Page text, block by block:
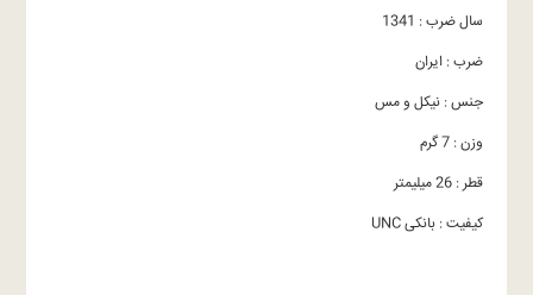
سال ضرب : 1341
ضرب : ایران
جنس : نیکل و مس
وزن : 7 گرم
قطر : 26 میلیمتر
کیفیت : بانکی UNC